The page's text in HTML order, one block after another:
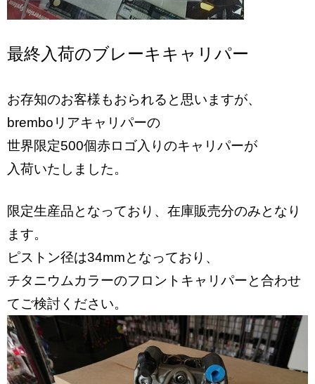
最終入荷のブレーキキャリパー
お存知のお客様もおられると思いますが、
bremboリアキャリパーの
世界限定500個赤ロゴ入りのキャリパーが
入荷いたしました。
限定生産品となっており、在庫販売分のみとなり
ます。
ピストン径は34mmとなっており、
チタニウムカラーのフロントキャリパーと合わせ
てご検討ください。